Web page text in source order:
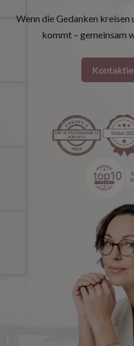
Wenn die Gedanken kreisen
kommt – gemeinsam